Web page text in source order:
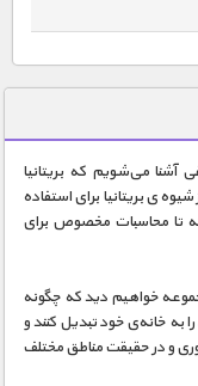
می‌شویم که بریتانیا
ی بریتانیا برای استفاده
تا محاسبات مخصوص برای
خواهیم دید که چگونه
به خانه‌ی خود تبدیل کنند و
و در حقیقت مناطق مختلف